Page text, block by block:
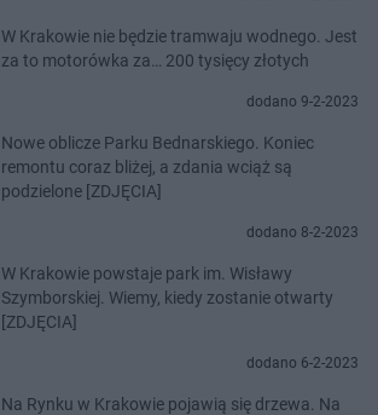
W Krakowie nie będzie tramwaju wodnego. Jest
za to motorówka za… 200 tysięcy złotych
dodano 9-2-2023
Nowe oblicze Parku Bednarskiego. Koniec
remontu coraz bliżej, a zdania wciąż są
podzielone [ZDJĘCIA]
dodano 8-2-2023
W Krakowie powstaje park im. Wisławy
Szymborskiej. Wiemy, kiedy zostanie otwarty
[ZDJĘCIA]
dodano 6-2-2023
Na Rynku w Krakowie pojawią się drzewa. Na